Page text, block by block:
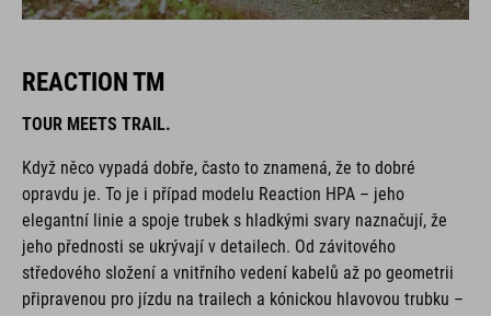
REACTION TM
TOUR MEETS TRAIL.
Když něco vypadá dobře, často to znamená, že to dobré
opravdu je. To je i případ modelu Reaction HPA – jeho
elegantní linie a spoje trubek s hladkými svary naznačují, že
jeho přednosti se ukrývají v detailech. Od závitového
středového složení a vnitřního vedení kabelů až po geometrii
připravenou pro jízdu na trailech a kónickou hlavovou trubku –